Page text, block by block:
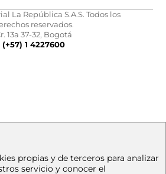
La República S.A.S. Todos los
reservados.
13a 37-32, Bogotá
(+57) 1 4227600
propias y de terceros para analizar
servicio y conocer el